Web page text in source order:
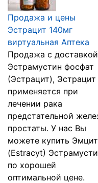
Продажа и цены
Эстрацит 140мг
виртуальная Аптека
Продажа с доставкой
Эстрамустин фосфат
(Эстрацит), Эстрацит
применяется при
лечении рака
предстательной
простаты. У нас Вы
можете купить Эмцит
(Estracyt)
по хорошей
оптимальной цене.